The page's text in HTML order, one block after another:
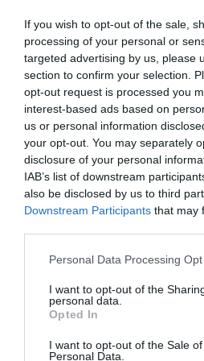
If you wish to opt-out of the sale,
processing of your personal or
targeted advertising by us, please
section to confirm your selection.
opt-out request is processed you
interest-based ads based on
us or personal information
your opt-out. You may separately
disclosure of your personal
IAB’s list of downstream
also be disclosed by us to third
Downstream Participants that may
Personal Data Processing
I want to opt-out of the
personal data.
Opted In
I want to opt-out of the Sale
Personal Data.
CecildeMille a commenté :
Cet état de fait signe simplement
stratégie de l’OTAN d’isolement de
qu’à isoler la Russie des 32 pays
réciproquement avec les
engendré chez les états membres
Vodkaa commenté :
Enfin faut relativiser.